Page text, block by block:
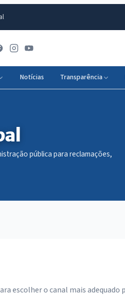
Notícias Transparência
pública para reclamações,
escolher o canal mais adequado